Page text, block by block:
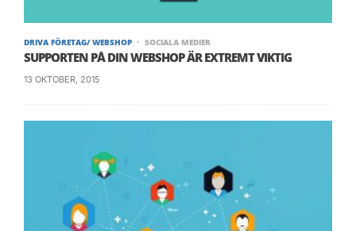
Webbplats: Instagram.com
[/infobox]
Vid marknadsföring på Instagram kan man
dessutom smidigt visa upp sina produkter i
vardagsbruk och skapa en perfekt miljö som
DRIVA FÖRETAG/ WEBSHOP SOCIALA MEDIER
SUPPORTEN PÅ DIN WEBSHOP ÄR EXTREMT VIKTIG
13 OKTOBER, 2015